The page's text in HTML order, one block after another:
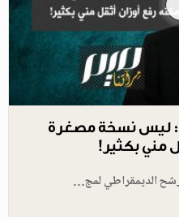
ليس نسخة مصغرة
مني بكثير!
الديمقراطي لمج…